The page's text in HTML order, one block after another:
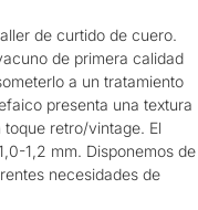
de curtido de cuero.
de primera calidad
a un tratamiento
presenta una textura
retro/vintage. El
1,2 mm. Disponemos de
necesidades de